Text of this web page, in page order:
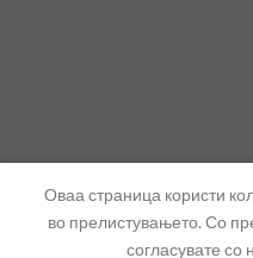
Оваа страница користи
во прелистувањето. Со
согласувате